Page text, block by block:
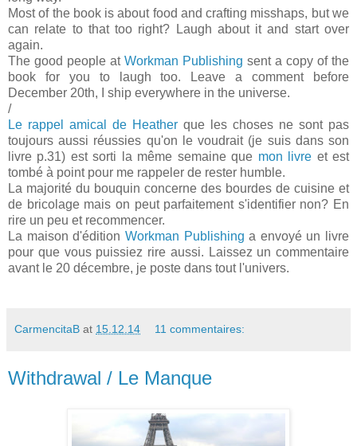
Most of the book is about food and crafting misshaps, but we
can relate to that too right? Laugh about it and start over
again.
The good people at Workman Publishing sent a copy of the
book for you to laugh too. Leave a comment before
December 20th, I ship everywhere in the universe.
/
Le rappel amical de Heather que les choses ne sont pas
toujours aussi réussies qu'on le voudrait (je suis dans son
livre p.31) est sorti la même semaine que mon livre et est
tombé à point pour me rappeler de rester humble.
La majorité du bouquin concerne des bourdes de cuisine et
de bricolage mais on peut parfaitement s'identifier non? En
rire un peu et recommencer.
La maison d'édition Workman Publishing a envoyé un livre
pour que vous puissiez rire aussi. Laissez un commentaire
avant le 20 décembre, je poste dans tout l'univers.
CarmencitaB at 15.12.14 11 commentaires:
Withdrawal / Le Manque